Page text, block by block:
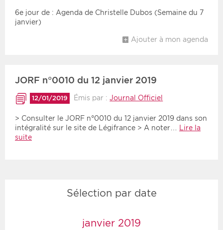
6e jour de : Agenda de Christelle Dubos (Semaine du 7
janvier)
Ajouter à mon agenda
JORF n°0010 du 12 janvier 2019
12/01/2019 Émis par :Journal Officiel
> Consulter le JORF n°0010 du 12 janvier 2019 dans son
intégralité sur le site de Légifrance > A noter…
Lire la
suite
Sélection par date
janvier 2019